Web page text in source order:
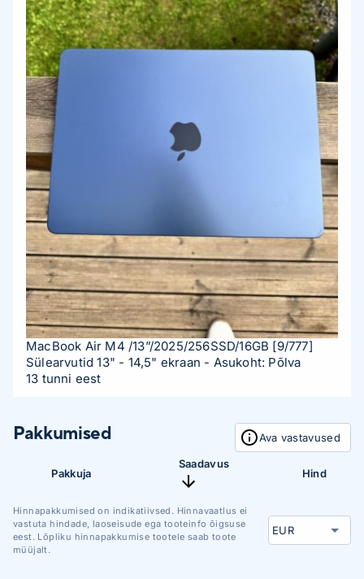
MacBook Air M4 /13”/2025/256SSD/16GB [9/777]
Sülearvutid 13" - 14,5" ekraan - Asukoht: Põlva
13 tunni eest
Pakkumised Ava vastavused
Pakkuja
Saadavus
Hind
Hinnapakkumised on indikatiivsed. Hinnavaatlus ei
vastuta hindade, laoseisude ega tooteinfo õigsuse
eest. Lõpliku hinnapakkumise tootele saab toote
müüjalt.